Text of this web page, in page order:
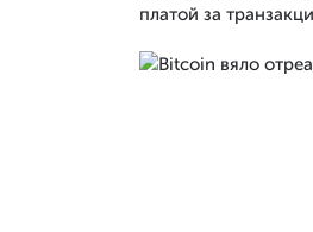
платой за